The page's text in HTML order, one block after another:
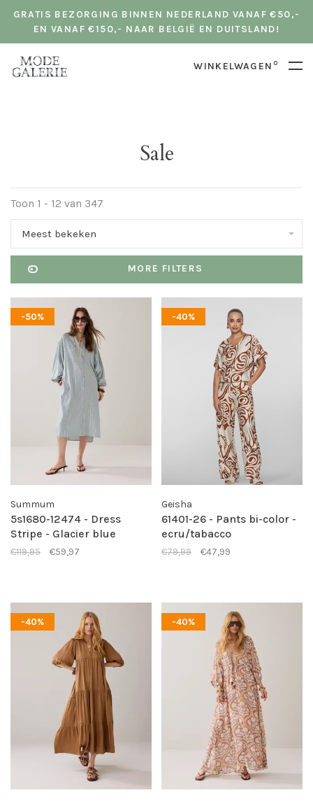
GRATIS BEZORGING BINNEN NEDERLAND VANAF €50,-
EN VANAF €150,- NAAR BELGIË EN DUITSLAND!
WINKELWAGEN 0
Sale
Toon 1 - 12 van 347
Meest bekeken
MORE FILTERS
-50%
Summum
5s1680-12474 - Dress
Stripe - Glacier blue
€119,95 €59,97
-40%
Geisha
61401-26 - Pants bi-color -
ecru/tabacco
€79,99 €47,99
-40% -40%